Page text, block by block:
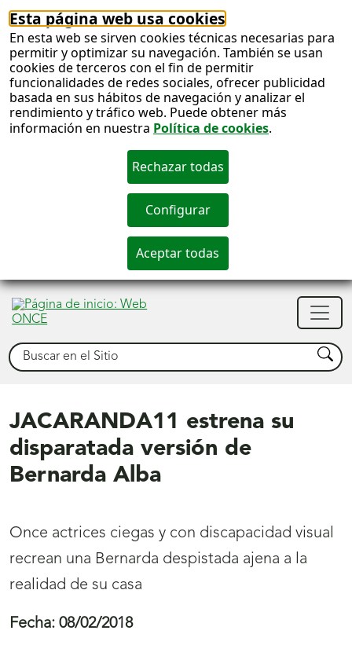
Esta página web usa cookies
En esta web se sirven cookies técnicas necesarias para
permitir y optimizar su navegación. También se usan
cookies de terceros con el fin de permitir
funcionalidades de redes sociales, ofrecer publicidad
basada en sus hábitos de navegación y analizar el
rendimiento y tráfico web. Puede obtener más
información en nuestra Política de cookies.
Buscar Buscar
JACARANDA11 estrena su
disparatada versión de
Bernarda Alba
Once actrices ciegas y con discapacidad visual
recrean una Bernarda despistada ajena a la
realidad de su casa
Fecha: 08/02/2018